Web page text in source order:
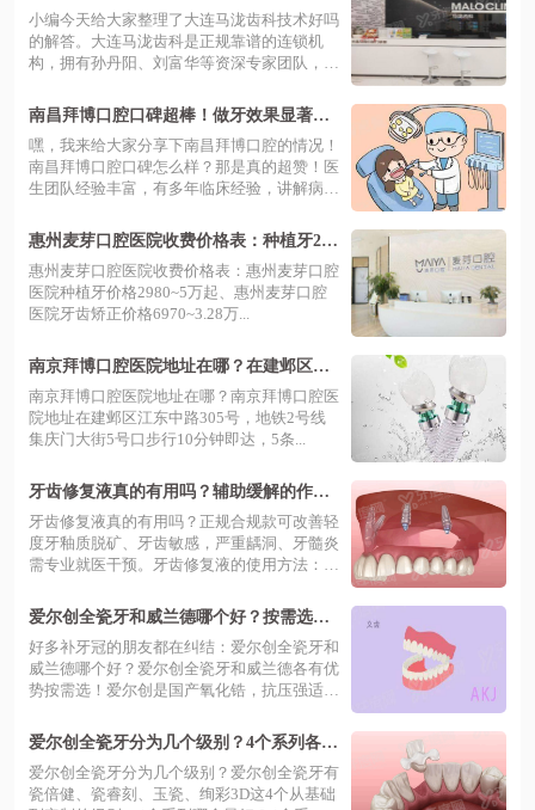
锁品牌值得信赖
小编今天给大家整理了大连马泷齿科技术好吗
的解答。大连马泷齿科是正规靠谱的连锁机
构，拥有孙丹阳、刘富华等资深专家团队，凭
南昌拜博口腔口碑超棒！做牙效果显著，
优越地址让你轻松开启美牙之旅
嘿，我来给大家分享下南昌拜博口腔的情况！
南昌拜博口腔口碑怎么样？那是真的超赞！医
生团队经验丰富，有多年临床经验，讲解病
惠州麦芽口腔医院收费价格表：种植牙298
0+矫正6970起|正规二级
惠州麦芽口腔医院收费价格表：惠州麦芽口腔
医院种植牙价格2980~5万起、惠州麦芽口腔
医院牙齿矫正价格6970~3.28万...
南京拜博口腔医院地址在哪？在建邺区江
东中路305号，预约便捷正规靠谱口碑好
南京拜博口腔医院地址在哪？南京拜博口腔医
院地址在建邺区江东中路305号，地铁2号线
集庆门大街5号口步行10分钟即达，5条...
牙齿修复液真的有用吗？辅助缓解的作
用，附使用方法价格30元~200元/瓶
牙齿修复液真的有用吗？正规合规款可改善轻
度牙釉质脱矿、牙齿敏感，严重龋洞、牙髓炎
需专业就医干预。牙齿修复液的使用方法：
爱尔创全瓷牙和威兰德哪个好？按需选！
附爱尔创价格表及德国威兰德冠价
好多补牙冠的朋友都在纠结：爱尔创全瓷牙和
威兰德哪个好？爱尔创全瓷牙和威兰德各有优
势按需选！爱尔创是国产氧化锆，抗压强适
爱尔创全瓷牙分为几个级别？4个系列各适
配不同需求，寿命10-15年|附价目表
爱尔创全瓷牙分为几个级别？爱尔创全瓷牙有
瓷倍健、瓷睿刻、玉瓷、绚彩3D这4个从基础